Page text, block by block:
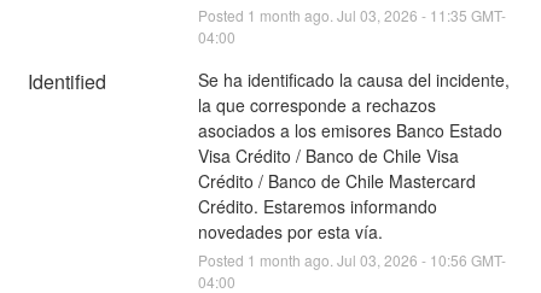
Posted 1 month ago. Jul 03 2026 - 11:35 GMT-
04:00
Identified
Se ha identificado la causa del incidente,
la que corresponde a rechazos
asociados a los emisores Banco Estado
Visa Crédito / Banco de Chile Visa
Crédito / Banco de Chile Mastercard
Crédito. Estaremos informando
novedades por esta vía.
Posted 1 month ago. Jul 03 2026 - 10:56 GMT-
04:00